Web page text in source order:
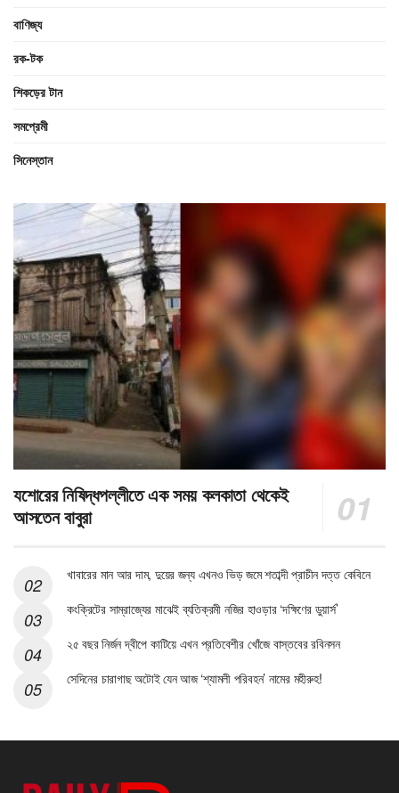
বাণিজ্য
রক-টক
শিকড়ের টান
সমপ্রেমী
সিনেস্তান
যশোরের নিষিদ্ধপল্লীতে এক সময় কলকাতা থেকেই
আসতেন বাবুরা
খাবারের মান আর দাম, দুয়ের জন্য এখনও ভিড় জমে শতাব্দী প্রাচীন দত্ত কেবিনে
কংক্রিটের সাম্রাজ্যের মাঝেই ব্যতিক্রমী নজির হাওড়ার ‘দক্ষিণের ডুয়ার্স’
২৫ বছর নির্জন দ্বীপে কাটিয়ে এখন প্রতিবেশীর খোঁজে বাস্তবের রবিনসন
সেদিনের চারাগাছ অটোই যেন আজ ‘শ্যামলী পরিবহন’ নামের মহীরুহ!